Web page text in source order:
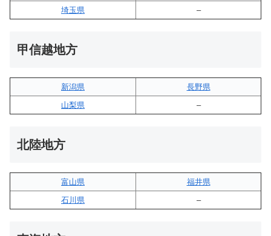
埼玉県
–
甲信越地方
新潟県
長野県
山梨県
–
北陸地方
富山県
福井県
石川県
–